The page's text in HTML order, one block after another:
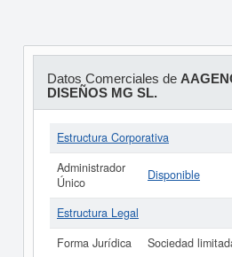
Datos Comerciales de
DISEÑOS MG SL.
Estructura Corporativa
Administrador
Único
Disponible
Estructura Legal
Forma Jurídica
Sociedad